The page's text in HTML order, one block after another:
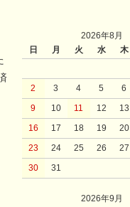
2026年8月
日
月 火 水 木
2
3 4 5 6
9
10 11 12 13
16
17 18 19 20
23
24 25 26 27
30
31
2026年9月